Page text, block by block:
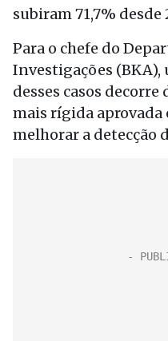
subiram 71,7% desde
Para o chefe do
Investigações (BKA),
desses casos
mais rígida aprovada
melhorar a detecção